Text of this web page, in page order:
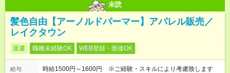
未読
髪色自由【アーノルドパーマー】アパレル販売／
レイクタウン
派遣 職種未経験OK WEB登録・面接OK
給与
時給1500円～1600円 ※ご経験・スキルにより考慮致します